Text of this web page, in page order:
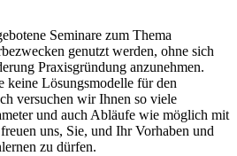
Seminare zum Thema
genutzt werden, ohne sich
Praxisgründung anzunehmen.
keine Lösungsmodelle für den
versuchen wir Ihnen so viele
und auch Abläufe wie möglich mit
uns, Sie, und Ihr Vorhaben und
zu dürfen.